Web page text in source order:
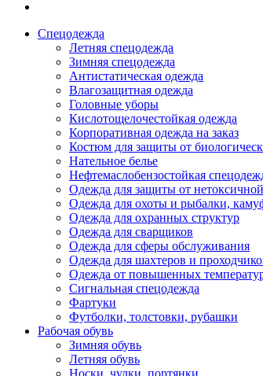
Спецодежда
Летняя спецодежда
Зимняя спецодежда
Антистатическая одежда
Влагозащитная одежда
Головные уборы
Кислотощелочестойкая одежда
Корпоративная одежда на заказ
Костюм для защиты от
Нательное белье
Нефтемаслобензостойкая
Одежда для защиты от
Одежда для охоты и рыбалки,
Одежда для охранных структур
Одежда для сварщиков
Одежда для сферы обслуживания
Одежда для шахтеров и
Одежда от повышенных
Сигнальная спецодежда
Фартуки
Футболки, толстовки, рубашки
Рабочая обувь
Зимняя обувь
Летняя обувь
Носки, чулки, портянки